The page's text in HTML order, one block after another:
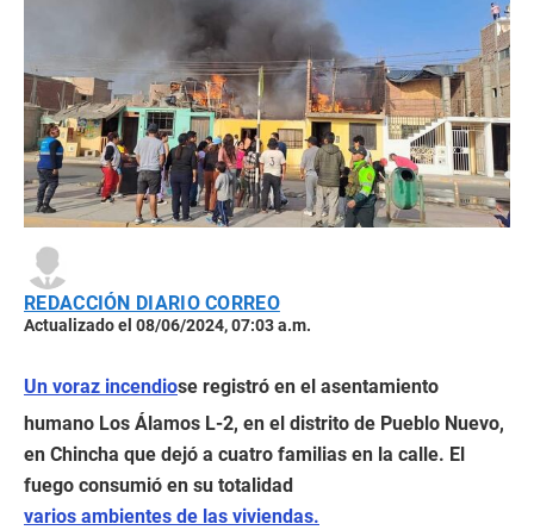
REDACCIÓN DIARIO CORREO
Actualizado el 08/06/2024, 07:03 a.m.
Un voraz incendiose registró en el asentamiento
humano Los Álamos L-2, en el distrito de Pueblo Nuevo,
en Chincha que dejó a cuatro familias en la calle. El
fuego consumió en su totalidad
varios ambientes de las viviendas.